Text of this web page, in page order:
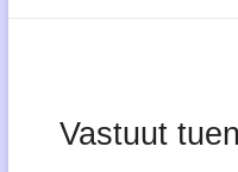
Vastuut